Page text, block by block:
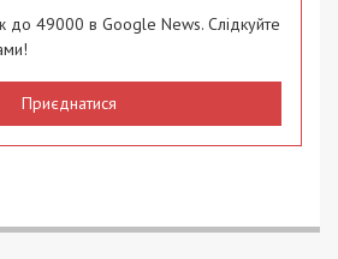
до 49000 в Google News. Слідкуйте
Приєднатися